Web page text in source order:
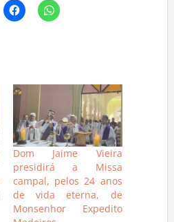
Dom Jaime Vieira
presidirá a Missa
campal, pelos 24 anos
de vida eterna, de
Monsenhor Expedito